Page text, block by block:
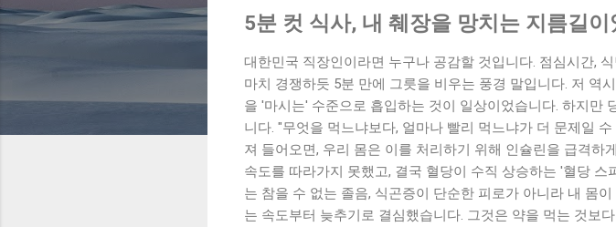
5분 컷 식사, 내 췌장을 망치는 지름길이
대한민국 직장인이라면 누구나 공감할 것입니다. 점심시간,
마치 경쟁하듯 5분 만에 그릇을 비우는 풍경 말입니다. 저 역
을 '마시는' 수준으로 흡입하는 것이 일상이었습니다. 하지만
니다. "무엇을 먹느냐보다, 얼마나 빨리 먹느냐가 더 문제일
져 들어오면, 우리 몸은 이를 처리하기 위해 인슐린을 급격
속도를 따라가지 못했고, 결국 혈당이 수직 상승하는 '혈당
는 참을 수 없는 졸음, 식곤증이 단순한 피로가 아니라 내 몸
는 속도부터 늦추기로 결심했습니다. 그것은 약을 먹는 것보